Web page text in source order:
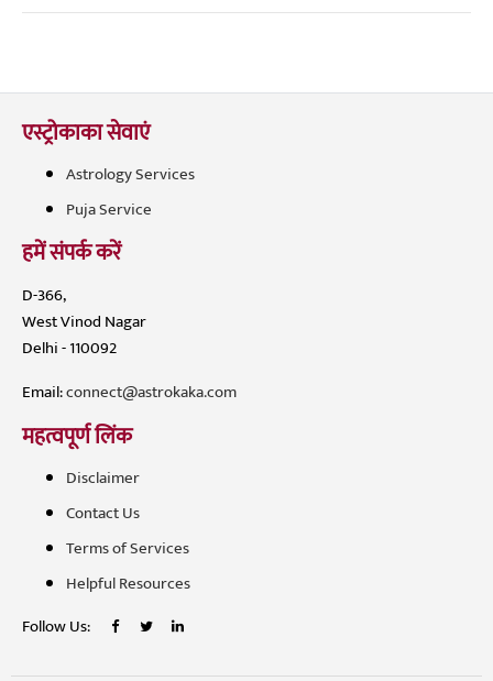
एस्ट्रोकाका सेवाएं
Astrology Services
Puja Service
हमें संपर्क करें
D-366,
West Vinod Nagar
Delhi - 110092
Email:connect@astrokaka.com
महत्वपूर्ण लिंक
Disclaimer
Contact Us
Terms of Services
Helpful Resources
Follow Us: